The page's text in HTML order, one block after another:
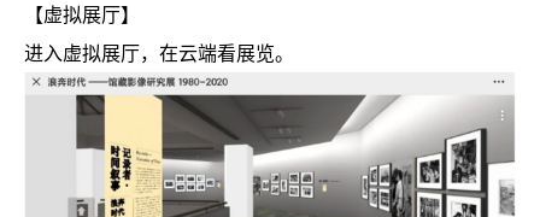
【虚拟展厅】
进入虚拟展厅，在云端看展览。